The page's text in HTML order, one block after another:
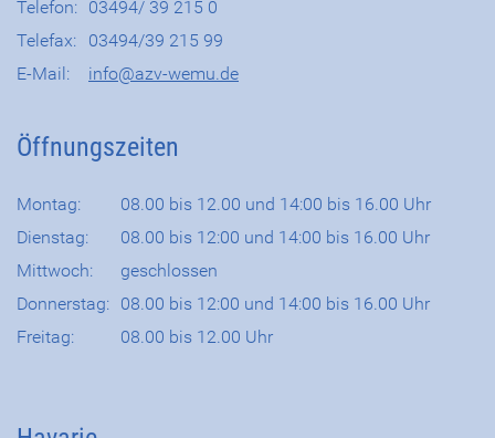
Telefon: 03494/ 39 215 0
Telefax:
03494/39 215 99
E-Mail:
info@azv-wemu.de
Öffnungszeiten
Montag:
08.00 bis 12.00 und 14:00 bis 16.00 Uhr
Dienstag:
08.00 bis 12:00 und 14:00 bis 16.00 Uhr
Mittwoch:
geschlossen
Donnerstag: 08.00 bis 12:00 und 14:00 bis 16.00 Uhr
Freitag:
08.00 bis 12.00 Uhr